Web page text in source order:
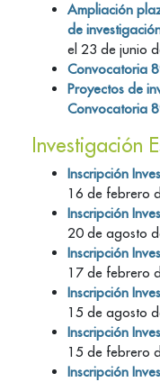
Ampliación
de
el 23 de junio
Convocatoria
Proyectos de
Convocatoria
Investigación
Inscripción
16 de febrero
Inscripción
20 de agosto
Inscripción
17 de febrero
Inscripción
15 de agosto
Inscripción
15 de febrero
Inscripción